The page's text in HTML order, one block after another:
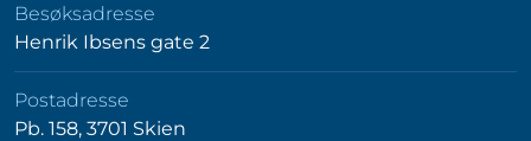
Besøksadresse
Henrik Ibsens gate 2
Postadresse
Pb. 158, 3701 Skien